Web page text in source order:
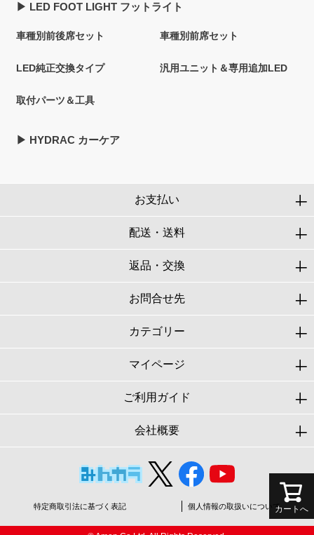
カートへ
▶︎ LED FOOT LIGHT フットライト
車種別前後席セット 車種別前席セット
LED純正交換タイプ 汎用ユニット＆専用追加LED
取付パーツ＆工具
▶︎ HYDRAC カーケア
お支払い
配送・送料
返品・交換
お問合せ先
カテゴリー
マイページ
ご利用ガイド
会社概要
特定商取引法に基づく表記 個人情報の取扱いについて